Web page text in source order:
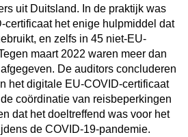
uit Duitsland. In de praktijk was
certificaat het enige hulpmiddel dat
en zelfs in 45 niet-EU-
maart 2022 waren meer dan
De auditors concluderen
het digitale EU-COVID-certificaat
coördinatie van reisbeperkingen
dat het doeltreffend was voor het
de COVID-19-pandemie.